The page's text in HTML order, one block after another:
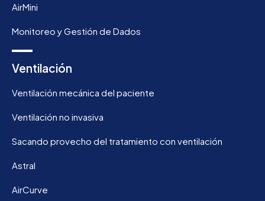
AirMini
Monitoreo y Gestión de Dados
Ventilación
Ventilación mecánica del paciente
Ventilación no invasiva
Sacando provecho del tratamiento con ventilación
Astral
AirCurve